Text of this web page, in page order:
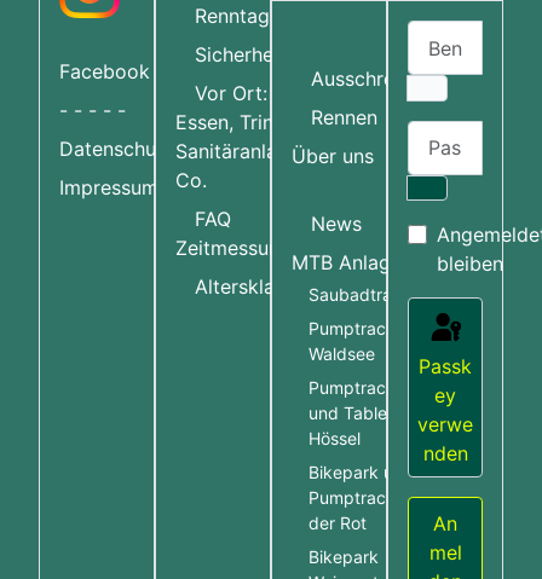
Facebook
- - - - -
Datenschutzerklärung
Impressum
Renntag
Sicherheit
Vor Ort:
Essen, Trinken,
Sanitäranlagen &
Co.
FAQ
Zeitmessung
Altersklassen
Ausschreibungen
Rennen
Über uns
News
MTB Anlagen
Saubadtrail
Pumptrack Bad
Waldsee
Pumptrack Hössel
und Table Line
Hössel
Bikepark und
Pumptrack Rot an
der Rot
Bikepark
Passwort
Passwort
bleiben
Passk
ey
verwe
nden
An
mel